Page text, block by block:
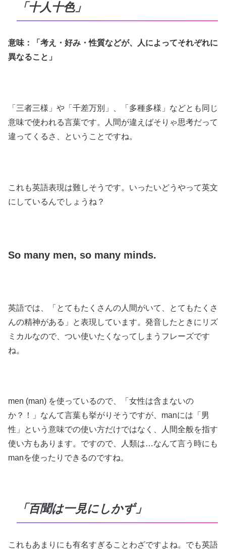
「十人十色」
意味：「考え・好み・性質などが、人によってそれぞれに
異なること」
「三者三様」や「千差万別」、「多種多様」などとも同じ
意味で使われる言葉です。人間が違えばそりゃ思考だって
違ってくるさ、ということですね。
これも英語表現は難しそうです。いったいどうやって英文
にしているんでしょうね？
So many men, so many minds.
英語では、「とてもたくさんの人間がいて、とてもたくさ
んの精神がある」と表現しています。発音したときにリズ
ミカルなので、つい使いたくなってしまうフレーズです
ね。
men (man) を使っているので、「女性は含まないの
か？！」なんて言葉も挙がりそうですが、manには「男
性」という意味での使い方だけではなく、人間全般を指す
使い方もあります。ですので、人類は…なんて言う時にも
manを使ったりできるのですね。
「百聞は一見にしかず」
これもあまりにも有名すぎることわざですよね。でも英語